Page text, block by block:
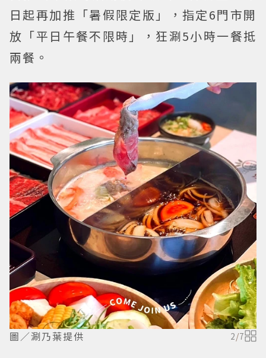
日起再加推「暑假限定版」，指定6門市開
放「平日午餐不限時」，狂涮5小時一餐抵
兩餐。
圖／涮乃葉提供 2/7